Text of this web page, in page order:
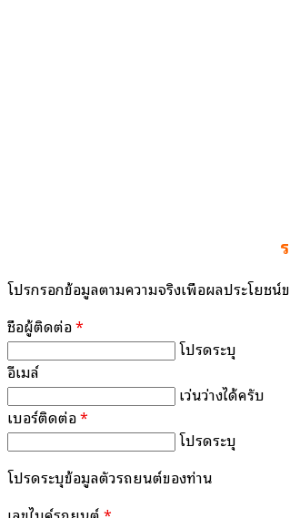
โปรกรอกข้อมูลตามความจริงเพื่อผลประโยชน์
ชื่อผู้ติดต่อ*
โปรดระบุ
อีเมล์
เว่นว่างได้ครับ
เบอร์ติดต่อ*
โปรดระบุ
โปรดระบุข้อมูลตัวรถยนต์ของท่าน